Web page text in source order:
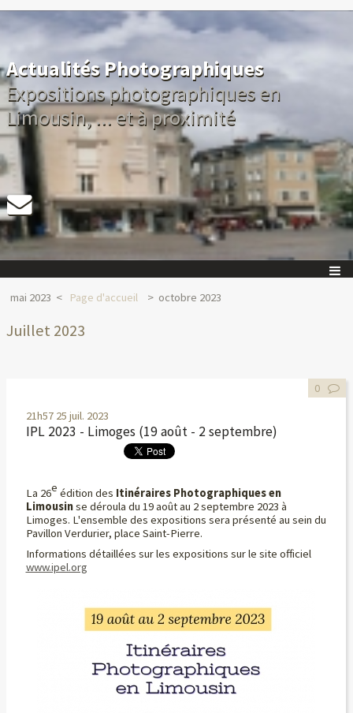
Actualités Photographiques
Expositions photographiques en
Limousin, ... et à proximité
mai 2023 Page d'accueil octobre 2023
Juillet 2023
21h57 25 juil. 2023
IPL 2023 - Limoges (19 août - 2 septembre)
La 26e édition des Itinéraires Photographiques en
Limousinse déroula du 19 août au 2 septembre 2023 à
Limoges. L'ensemble des expositions sera présenté au sein du
Pavillon Verdurier, place Saint-Pierre.
Informations détaillées sur les expositions sur le site officiel
www.ipel.org
0